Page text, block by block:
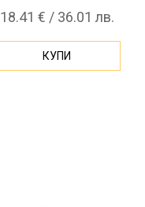
18.41 € / 36.01 лв.
КУПИ